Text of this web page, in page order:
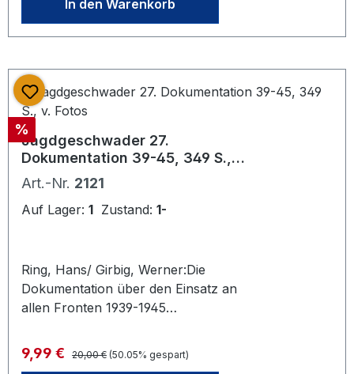
2000 Tosa verlag Wien. Mit
und Abbildungen
In den Warenkorb
Rabatt
%
Jagdgeschwader 27.
Dokumentation 39-45, 349 S., v.
Fotos
Art.-Nr. 2121
Auf Lager: 1 Zustand: 1-
Ring, Hans/ Girbig, Werner:Die
Dokumentation über den Einsatz an
allen Fronten 1939-1945
Stuttgart: Motorbuch Verlag, 8.
Auflage, ISBN: 3-87943-215-5, 349
Verkaufspreis:
9,99 € Regulärer Preis:
20,00 € (50.05% gespart)